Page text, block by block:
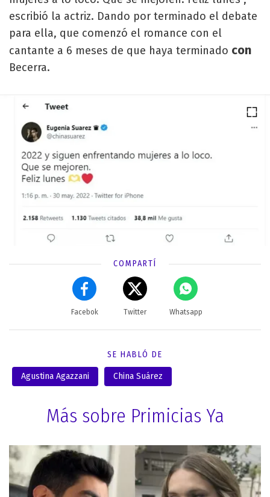
escribió la actriz. Dando por terminado el debate
para ella, que comenzó el romance con el
cantante a 6 meses de que haya terminado con
Becerra.
COMPARTÍ
Facebok Twitter Whatsapp
SE HABLÓ DE
Agustina Agazzani China Suárez
Más sobre Primicias Ya